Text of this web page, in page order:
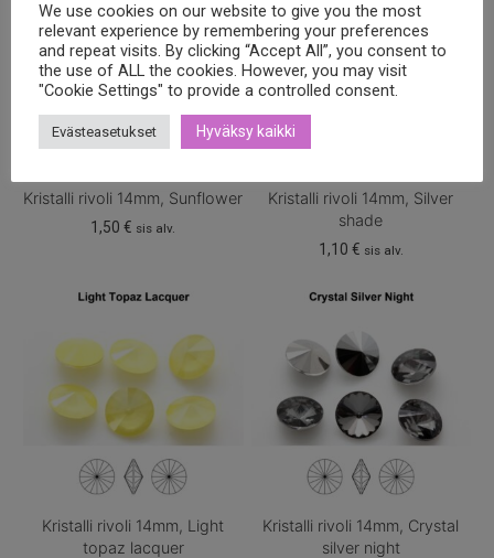
Kristalli rivoli 14mm, Sunflower
1,50€ sis alv.
Kristalli rivoli 14mm, Silver
shade
1,10 € sis alv.
Kristalli rivoli 14mm, Light
topaz lacquer
Kristalli rivoli 14mm, Crystal
silver night
We use cookies on our website to give you the most
relevant experience by remembering your preferences
and repeat visits. By clicking “Accept All”, you consent to
the use of ALL the cookies. However, you may visit
"Cookie Settings" to provide a controlled consent.
Evästeasetukset Hyväksy kaikki